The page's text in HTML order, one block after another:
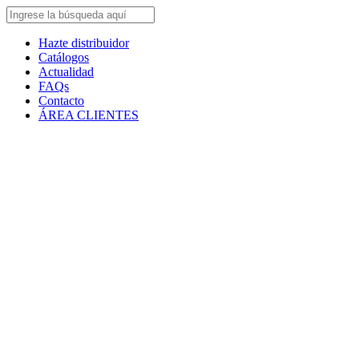
Hazte distribuidor
Catálogos
Actualidad
FAQs
Contacto
ÁREA CLIENTES